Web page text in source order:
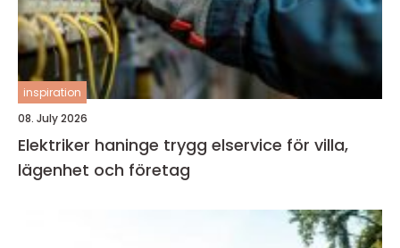
inspiration
08. July 2026
Elektriker haninge trygg elservice för villa,
lägenhet och företag